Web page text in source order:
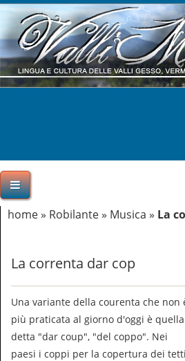
home» Robilante» Musica » La
La correnta dar cop
Una variante della courenta che non
più praticata al giorno d'oggi è quella
detta "dar coup", "del coppo". Nei
paesi i coppi per la copertura dei tetti